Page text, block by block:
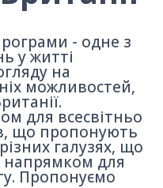
- одне з
у житті
на
можливостей,
для всесвітньо
що пропонують
галузях, що
напрямком для
Пропонуємо